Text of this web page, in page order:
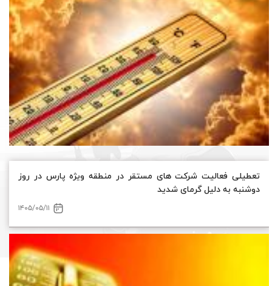
تعطیلی فعالیت شرکت های مستقر در منطقه ویژه پارس در روز
دوشنبه به دلیل گرمای شدید
۱۴۰۵/۰۵/۱۱